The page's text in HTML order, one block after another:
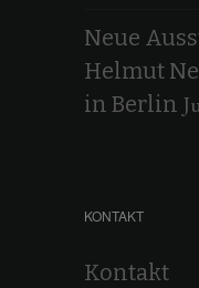
Neue
Helmut
in Berlin
KONTAKT
Kontakt